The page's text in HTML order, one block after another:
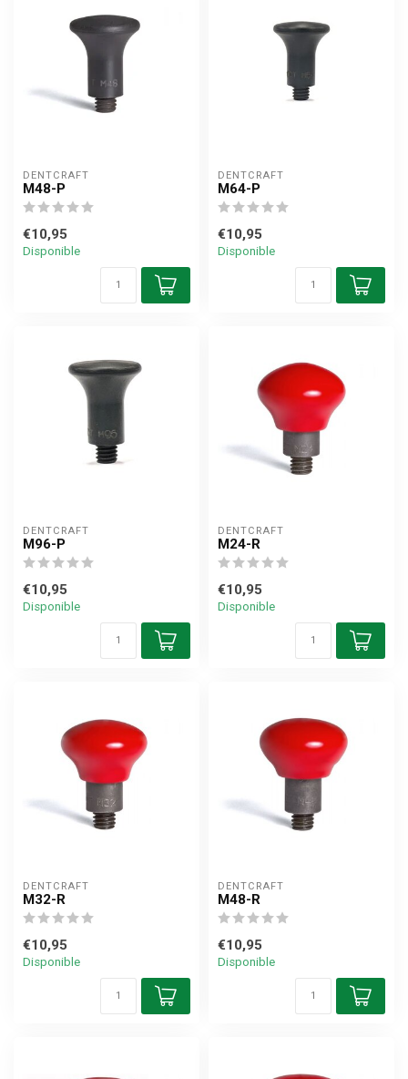
DENTCRAFT
M48-P
€10,95
Disponible
DENTCRAFT
M64-P
€10,95
Disponible
DENTCRAFT
M96-P
€10,95
Disponible
DENTCRAFT
M24-R
€10,95
Disponible
DENTCRAFT
M32-R
€10,95
Disponible
DENTCRAFT
M48-R
€10,95
Disponible